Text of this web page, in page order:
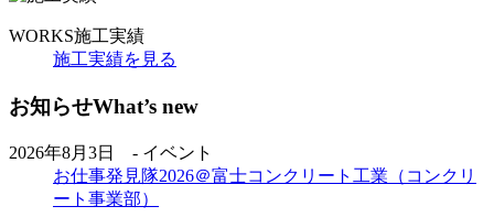
WORKS施工実績
施工実績を見る
お知らせWhat’s new
2026年8月3日 - イベント
お仕事発見隊2026＠富士コンクリート工業（コンクリ
ート事業部）